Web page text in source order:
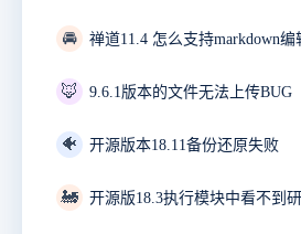
🚘 禅道11.4 怎么支持markdown编
🦊 9.6.1版本的文件无法上传BUG
🐠 开源版本18.11备份还原失败
🚂 开源版18.3执行模块中看不到